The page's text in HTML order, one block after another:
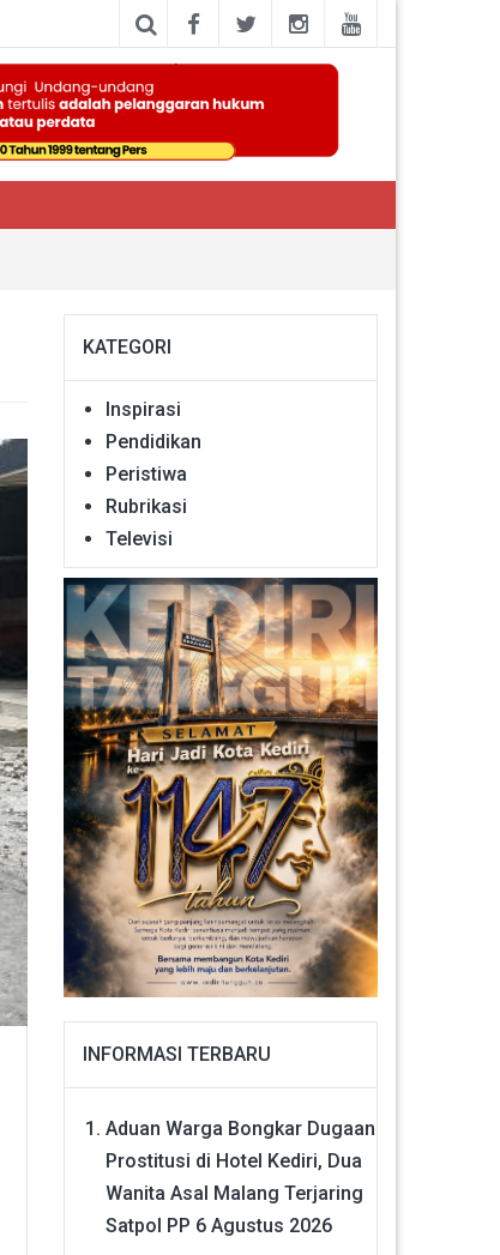
KATEGORI
Inspirasi
Pendidikan
Peristiwa
Rubrikasi
Televisi
INFORMASI TERBARU
Aduan Warga Bongkar Dugaan
Prostitusi di Hotel Kediri, Dua
Wanita Asal Malang Terjaring
Satpol PP 6 Agustus 2026